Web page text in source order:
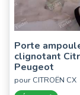
Porte
clignotant
Peugeot
pour CITROËN CX